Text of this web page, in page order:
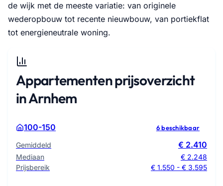
de wijk met de meeste variatie: van originele
wederopbouw tot recente nieuwbouw, van portiekflat
tot energieneutrale woning.
Appartementen prijsoverzicht
in Arnhem
100-150 6 beschikbaar
Gemiddeld € 2.410
Mediaan
€ 2.248
Prijsbereik
€ 1.550 - € 3.595